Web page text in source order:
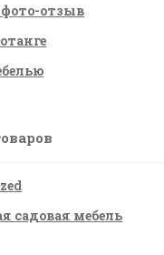
отзыв
садовая мебель